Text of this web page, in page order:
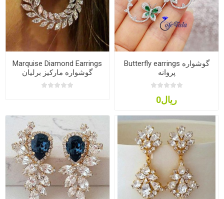
Marquise Diamond Earrings
گوشواره مارکیز برلیان
Butterfly earrings گوشواره
پروانه
ریال0